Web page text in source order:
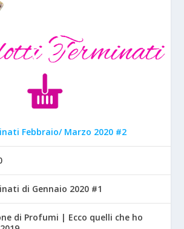
Febbraio/ Marzo 2020 #2
di Gennaio 2020 #1
di Profumi | Ecco quelli che ho